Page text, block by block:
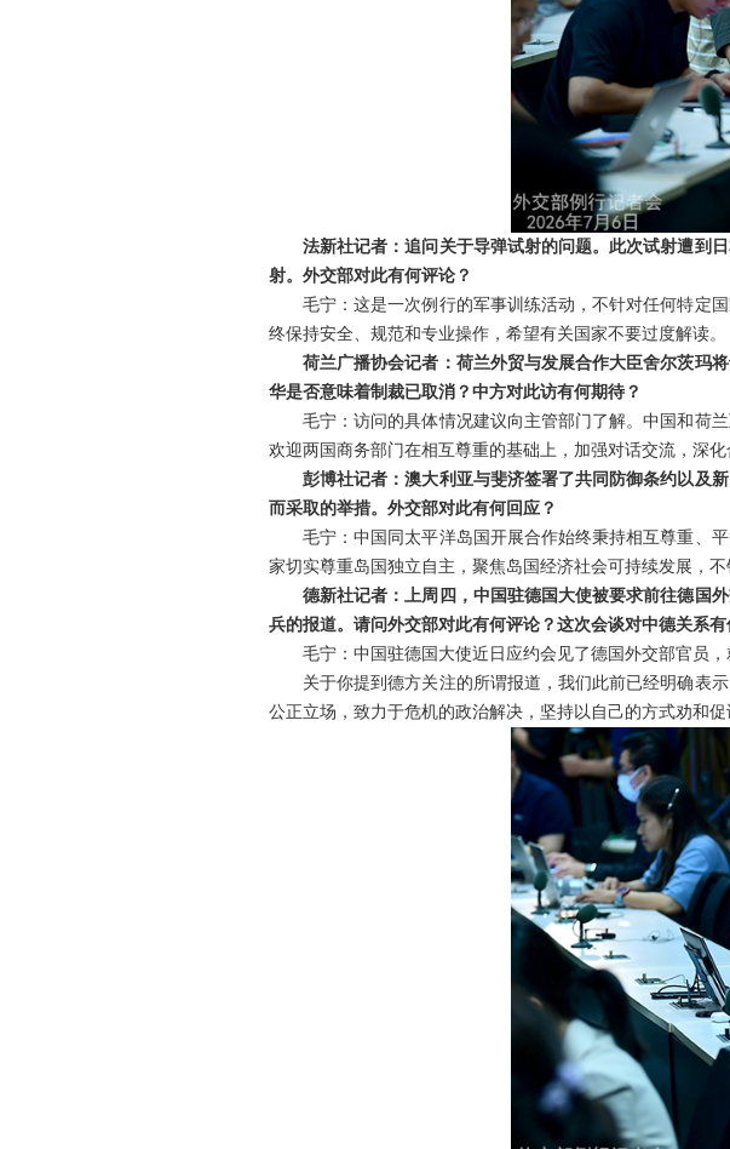
法新社记者：追问关于导弹试射的问题。此次试射遭到
射。外交部对此有何评论？
毛宁：这是一次例行的军事训练活动，不针对任何特定
终保持安全、规范和专业操作，希望有关国家不要过度解读。
荷兰广播协会记者：荷兰外贸与发展合作大臣舍尔茨玛
华是否意味着制裁已取消？中方对此访有何期待？
毛宁：访问的具体情况建议向主管部门了解。中国和荷
欢迎两国商务部门在相互尊重的基础上，加强对话交流，深化
彭博社记者：澳大利亚与斐济签署了共同防御条约以及
而采取的举措。外交部对此有何回应？
毛宁：中国同太平洋岛国开展合作始终秉持相互尊重、
家切实尊重岛国独立自主，聚焦岛国经济社会可持续发展，不
德新社记者：上周四，中国驻德国大使被要求前往德国
兵的报道。请问外交部对此有何评论？这次会谈对中德关系有
毛宁：中国驻德国大使近日应约会见了德国外交部官员
关于你提到德方关注的所谓报道，我们此前已经明确表
公正立场，致力于危机的政治解决，坚持以自己的方式劝和